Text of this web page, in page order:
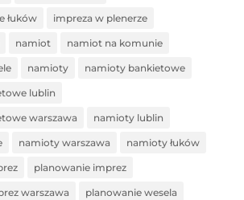
łuków impreza w plenerze
namiot namiot na komunie
namioty namioty bankietowe
lublin
warszawa namioty lublin
namioty warszawa namioty łuków
planowanie imprez
warszawa planowanie wesela